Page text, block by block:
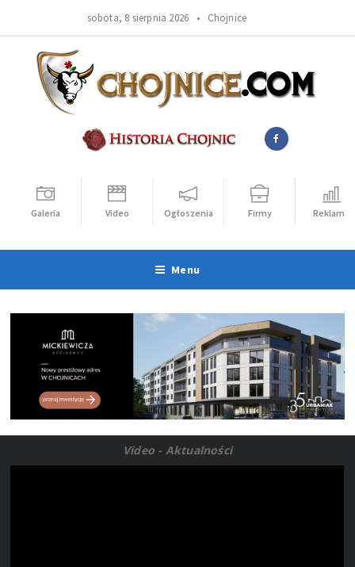
sobota, 8 sierpnia 2026 • Chojnice
Galeria Video Ogłoszenia Firmy Reklama
Menu
Video - Aktualności